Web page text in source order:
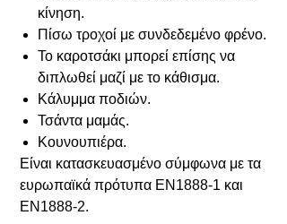
κίνηση.
Πίσω τροχοί με συνδεδεμένο φρένο.
Το καροτσάκι μπορεί επίσης να
διπλωθεί μαζί με το κάθισμα.
Κάλυμμα ποδιών.
Τσάντα μαμάς.
Κουνουπιέρα.
Είναι κατασκευασμένο σύμφωνα με τα
ευρωπαϊκά πρότυπα EN1888-1 και
EN1888-2.